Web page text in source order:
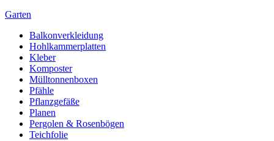
Garten
Balkonverkleidung
Hohlkammerplatten
Kleber
Komposter
Mülltonnenboxen
Pfähle
Pflanzgefäße
Planen
Pergolen & Rosenbögen
Teichfolie